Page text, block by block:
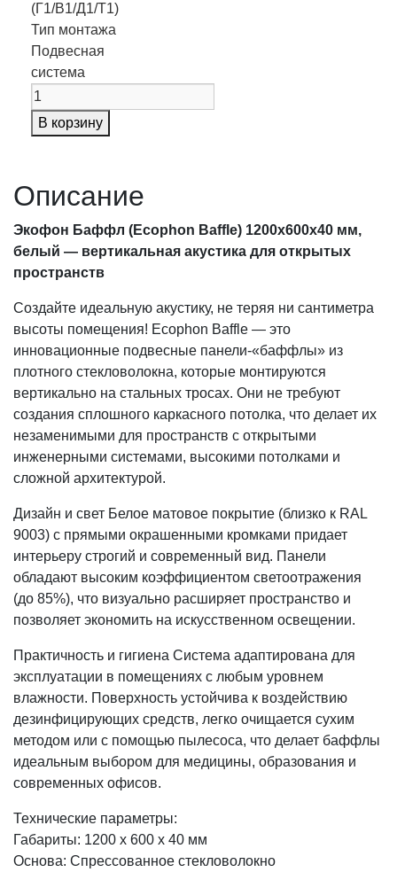
(Г1/В1/Д1/Т1)
Тип монтажа
Подвесная
система
В корзину
Описание
Экофон Баффл (Ecophon Baffle) 1200х600х40 мм,
белый — вертикальная акустика для открытых
пространств
Создайте идеальную акустику, не теряя ни сантиметра
высоты помещения! Ecophon Baffle — это
инновационные подвесные панели-«баффлы» из
плотного стекловолокна, которые монтируются
вертикально на стальных тросах. Они не требуют
создания сплошного каркасного потолка, что делает их
незаменимыми для пространств с открытыми
инженерными системами, высокими потолками и
сложной архитектурой.
Дизайн и свет Белое матовое покрытие (близко к RAL
9003) с прямыми окрашенными кромками придает
интерьеру строгий и современный вид. Панели
обладают высоким коэффициентом светоотражения
(до 85%), что визуально расширяет пространство и
позволяет экономить на искусственном освещении.
Практичность и гигиена Система адаптирована для
эксплуатации в помещениях с любым уровнем
влажности. Поверхность устойчива к воздействию
дезинфицирующих средств, легко очищается сухим
методом или с помощью пылесоса, что делает баффлы
идеальным выбором для медицины, образования и
современных офисов.
Технические параметры:
Габариты: 1200 х 600 х 40 мм
Основа: Спрессованное стекловолокно